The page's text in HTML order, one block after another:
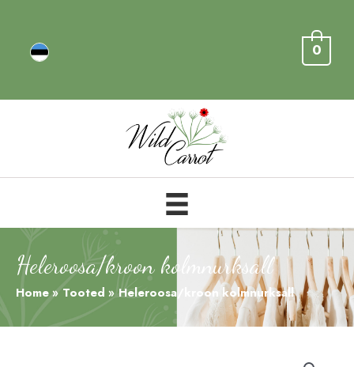
0
Heleroosa/kroon kolmnurksall
Home Tooted Heleroosa/kroon kolmnurksall